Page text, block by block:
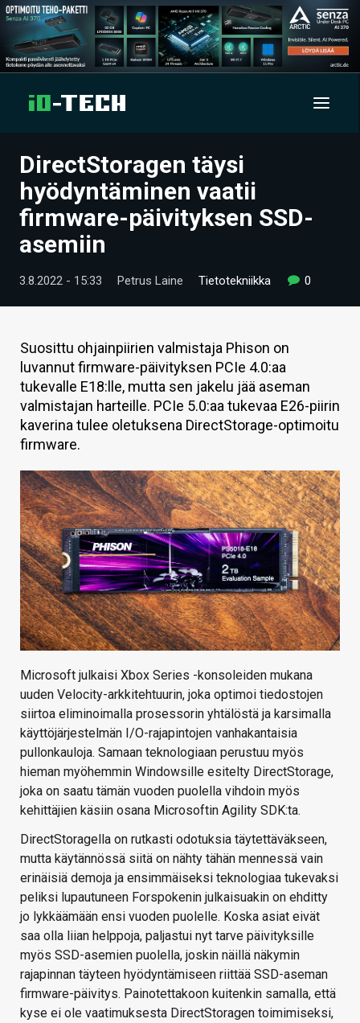
UUTISET
ARTIKKELIT
VIDEOT
TECHBBS
HINTA.FI
KAUPPA
VAIHDA TEEMA
HAKU
DirectStoragen täysi
hyödyntäminen vaatii
firmware-päivityksen SSD-
asemiin
3.8.2022 - 15:33 Petrus Laine Tietotekniikka 0
Suosittu ohjainpiirien valmistaja Phison on
luvannut firmware-päivityksen PCIe 4.0:aa
tukevalle E18:lle, mutta sen jakelu jää aseman
valmistajan harteille. PCIe 5.0:aa tukevaa E26-piirin
kaverina tulee oletuksena DirectStorage-optimoitu
firmware.
Microsoft julkaisi Xbox Series -konsoleiden mukana
uuden Velocity-arkkitehtuurin, joka optimoi tiedostojen
siirtoa eliminoimalla prosessorin yhtälöstä ja karsimalla
käyttöjärjestelmän I/O-rajapintojen vanhakantaisia
pullonkauloja. Samaan teknologiaan perustuu myös
hieman myöhemmin Windowsille esitelty DirectStorage,
joka on saatu tämän vuoden puolella vihdoin myös
kehittäjien käsiin osana Microsoftin Agility SDK:ta.
DirectStoragella on rutkasti odotuksia täytettäväkseen,
mutta käytännössä siitä on nähty tähän mennessä vain
erinäisiä demoja ja ensimmäiseksi teknologiaa tukevaksi
peliksi lupautuneen Forspokenin julkaisuakin on ehditty
jo lykkäämään ensi vuoden puolelle. Koska asiat eivät
saa olla liian helppoja, paljastui nyt tarve päivityksille
myös SSD-asemien puolella, joskin näillä näkymin
rajapinnan täyteen hyödyntämiseen riittää SSD-aseman
firmware-päivitys. Painotettakoon kuitenkin samalla, että
kyse ei ole vaatimuksesta DirectStoragen toimimiseksi,